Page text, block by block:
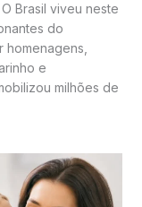
Brasil viveu neste
do
homenagens,
e
milhões de